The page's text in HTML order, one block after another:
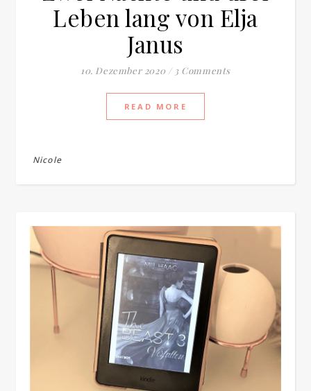
Leben lang von Elja
Janus
10. Dezember 2020 / 3 Comments
READ MORE
Nicole